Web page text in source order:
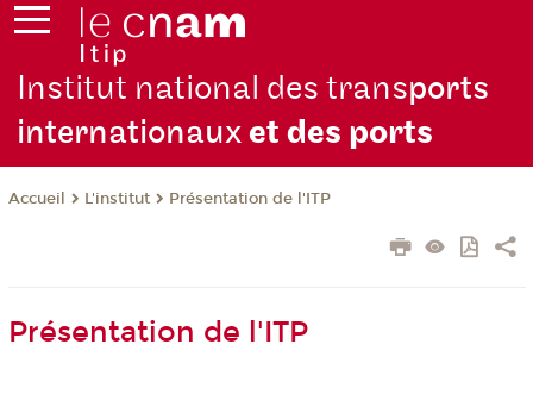
Institut national des transports
internationauxet des ports
Accueil L'institut Présentation de l'ITP
Présentation de l'ITP